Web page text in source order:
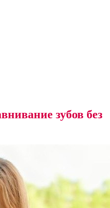
зубов без